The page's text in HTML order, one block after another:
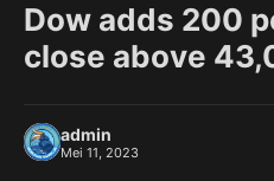
Dow adds 200
close above
admin
Mei 11, 2023